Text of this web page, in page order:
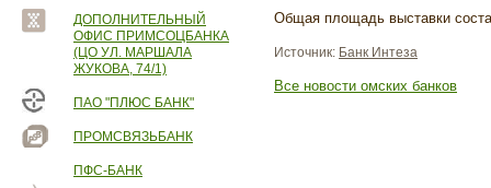
ДОПОЛНИТЕЛЬНЫЙ
ОФИС ПРИМСОЦБАНКА
(ЦО УЛ. МАРШАЛА
ЖУКОВА, 74/1)
ПАО "ПЛЮС БАНК"
ПРОМСВЯЗЬБАНК
ПФС-БАНК
Общая площадь выставки
Источник: Банк Интеза
Все новости омских банков